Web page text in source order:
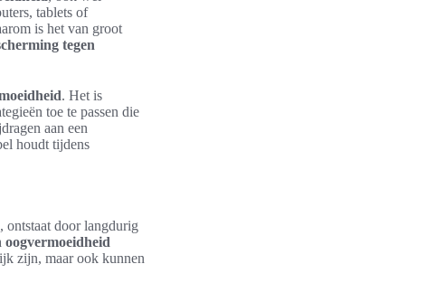
tablets of
is het van groot
tegen
. Het is
toe te passen die
aan een
houdt tijdens
ontstaat door langdurig
oogvermoeidheid
zijn, maar ook kunnen